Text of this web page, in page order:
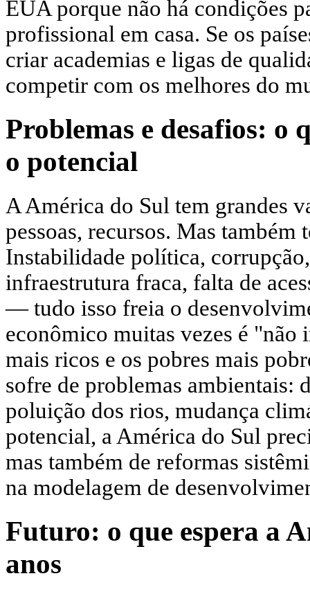
EUA porque não há condições
profissional em casa. Se os
criar academias e ligas de
competir com os melhores do
Problemas e desafios: o
o potencial
A América do Sul tem grandes
pessoas, recursos. Mas também
Instabilidade política,
infraestrutura fraca, falta de
— tudo isso freia o
econômico muitas vezes é
mais ricos e os pobres mais
sofre de problemas ambientais:
poluição dos rios, mudança
potencial, a América do Sul
mas também de reformas
na modelagem de
Futuro: o que espera a
anos